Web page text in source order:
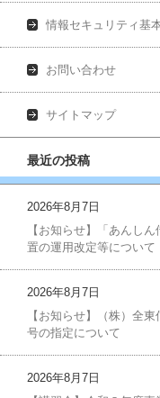
情報セキュリティ基
お問い合わせ
サイトマップ
最近の投稿
2026年8月7日
【お知らせ】「あんし
置の運用改定等について
2026年8月7日
【お知らせ】（株）全
号の指定について
2026年8月7日